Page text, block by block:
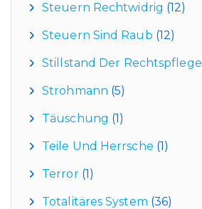
Steuern Rechtwidrig (12)
Steuern Sind Raub (12)
Stillstand Der Rechtspflege
Strohmann (5)
Täuschung (1)
Teile Und Herrsche (1)
Terror(1)
Totalitäres System (36)